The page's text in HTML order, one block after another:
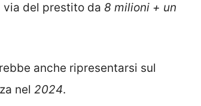
via del prestito da 8 milioni + un
anche ripresentarsi sul
nel 2024.